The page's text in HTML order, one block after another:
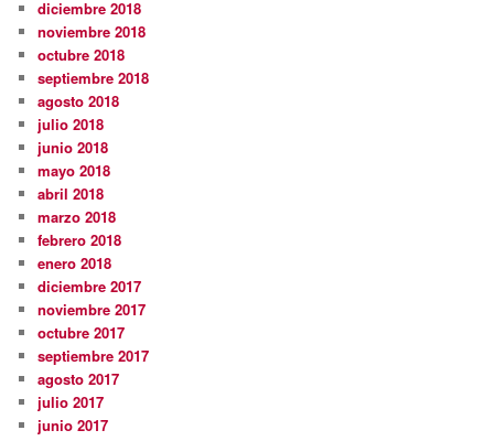
diciembre 2018
noviembre 2018
octubre 2018
septiembre 2018
agosto 2018
julio 2018
junio 2018
mayo 2018
abril 2018
marzo 2018
febrero 2018
enero 2018
diciembre 2017
noviembre 2017
octubre 2017
septiembre 2017
agosto 2017
julio 2017
junio 2017